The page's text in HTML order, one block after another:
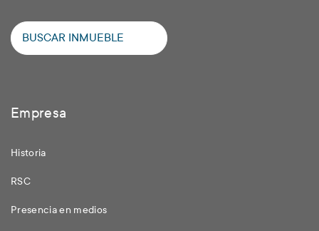
BUSCAR INMUEBLE
Empresa
Historia
RSC
Presencia en medios